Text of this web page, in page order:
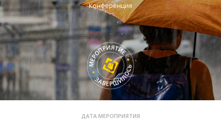
Конференция
ДАТА МЕРОПРИЯТИЯ